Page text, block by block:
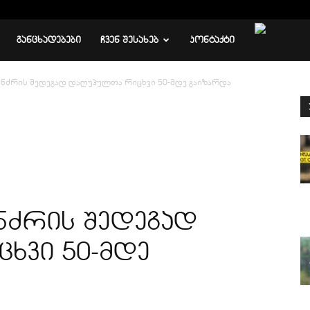
ᲒᲐᲜᲪᲮᲐᲓᲔᲑᲔᲑᲘ ᲩᲕᲔᲜ ᲨᲔᲡᲐᲮᲔᲑ ᲙᲝᲜᲢᲐᲥᲢᲘ
შედეგად დაღუპულთა რიცხვი 50-მდე გაიზარდა
შედეგად
50-მდე